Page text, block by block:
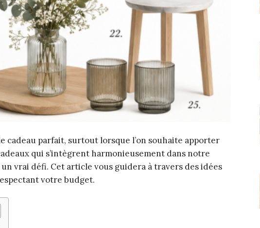
parfait, surtout lorsque l’on souhaite apporter
qui s’intègrent harmonieusement dans notre
vrai défi. Cet article vous guidera à travers des idées
votre budget.